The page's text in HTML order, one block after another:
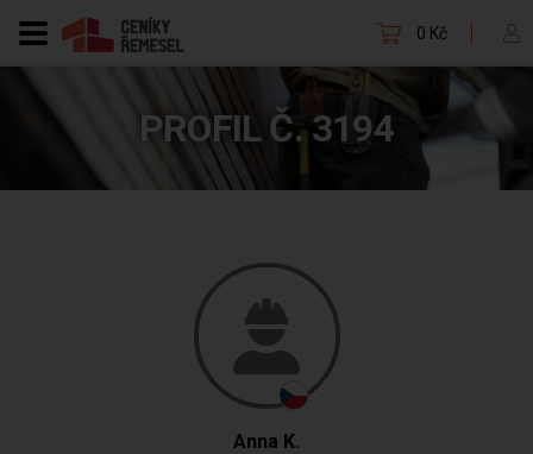
0 Kč
PROFIL Č. 3194
Anna K.